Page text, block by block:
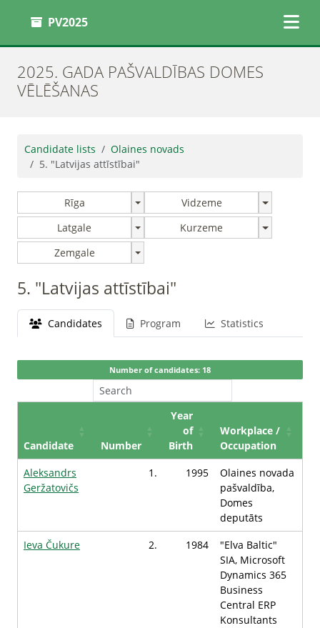
PV2025
2025. GADA PAŠVALDĪBAS DOMES
VĒLĒŠANAS
Candidate lists
Olaines novads
5. "Latvijas attīstībai"
Rīga
Vidzeme
Latgale
Kurzeme
Zemgale
5. "Latvijas attīstībai"
Candidates Program Statistics
Number of candidates: 18
Candidate Number
Year
of
Birth
Workplace /
Occupation
Aleksandrs
Geržatovičs
1. 1995
Olaines novada
pašvaldība,
Domes
deputāts
Ieva Čukure
2. 1984
"Elva Baltic"
SIA, Microsoft
Dynamics 365
Business
Central ERP
Konsultants